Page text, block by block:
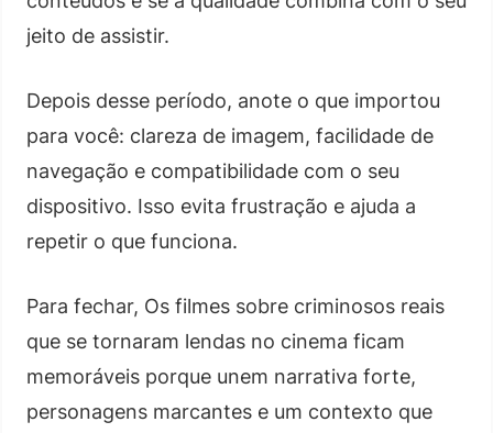
jeito de assistir.
Depois desse período, anote o que importou
para você: clareza de imagem, facilidade de
navegação e compatibilidade com o seu
dispositivo. Isso evita frustração e ajuda a
repetir o que funciona.
Para fechar, Os filmes sobre criminosos reais
que se tornaram lendas no cinema ficam
memoráveis porque unem narrativa forte,
personagens marcantes e um contexto que